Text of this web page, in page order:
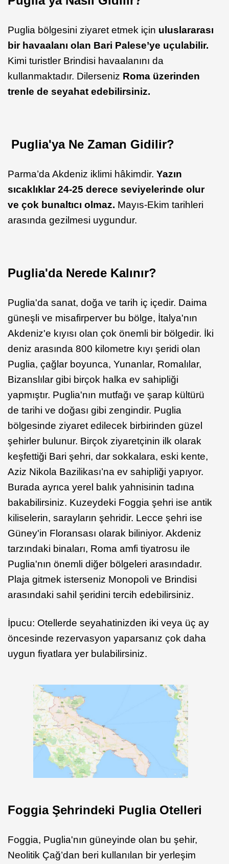
Puglia bölgesini ziyaret etmek için uluslararası
bir havaalanı olan Bari Palese’ye uçulabilir.
Kimi turistler Brindisi havaalanını da
kullanmaktadır. Dilerseniz Roma üzerinden
trenle de seyahat edebilirsiniz.
Puglia'ya Ne Zaman Gidilir?
Parma’da Akdeniz iklimi hâkimdir. Yazın
sıcaklıklar 24-25 derece seviyelerinde olur
ve çok bunaltıcı olmaz. Mayıs-Ekim tarihleri
arasında gezilmesi uygundur.
Puglia'da Nerede Kalınır?
Puglia'da sanat, doğa ve tarih iç içedir. Daima
güneşli ve misafirperver bu bölge, İtalya'nın
Akdeniz'e kıyısı olan çok önemli bir bölgedir. İki
deniz arasında 800 kilometre kıyı şeridi olan
Puglia, çağlar boyunca, Yunanlar, Romalılar,
Bizanslılar gibi birçok halka ev sahipliği
yapmıştır. Puglia'nın mutfağı ve şarap kültürü
de tarihi ve doğası gibi zengindir. Puglia
bölgesinde ziyaret edilecek birbirinden güzel
şehirler bulunur. Birçok ziyaretçinin ilk olarak
keşfettiği Bari şehri, dar sokkalara, eski kente,
Aziz Nikola Bazilikası’na ev sahipliği yapıyor.
Burada ayrıca yerel balık yahnisinin tadına
bakabilirsiniz. Kuzeydeki Foggia şehri ise antik
kiliselerin, sarayların şehridir. Lecce şehri ise
Güney'in Floransası olarak biliniyor. Akdeniz
tarzındaki binaları, Roma amfi tiyatrosu ile
Puglia'nın önemli diğer bölgeleri arasındadır.
Plaja gitmek isterseniz Monopoli ve Brindisi
arasındaki sahil şeridini tercih edebilirsiniz.
İpucu: Otellerde seyahatinizden iki veya üç ay
öncesinde rezervasyon yaparsanız çok daha
uygun fiyatlara yer bulabilirsiniz.
Foggia Şehrindeki Puglia Otelleri
Foggia, Puglia'nın güneyinde olan bu şehir,
Neolitik Çağ’dan beri kullanılan bir yerleşim